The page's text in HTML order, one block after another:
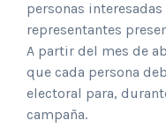
personas
representantes
A partir del mes de
que cada persona
electoral para,
campaña.